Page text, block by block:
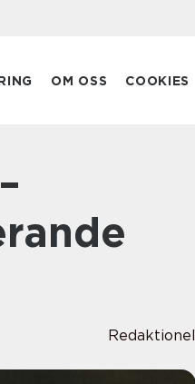
OM OSS COOKIES
Redaktionel